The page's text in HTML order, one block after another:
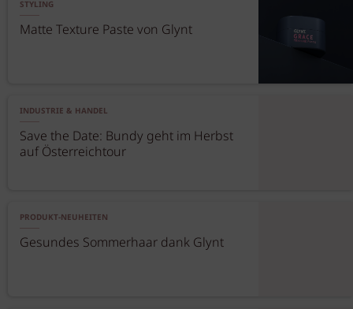
STYLING
Matte Texture Paste von Glynt
INDUSTRIE & HANDEL
Save the Date: Bundy geht im Herbst
auf Österreichtour
PRODUKT-NEUHEITEN
Gesundes Sommerhaar dank Glynt